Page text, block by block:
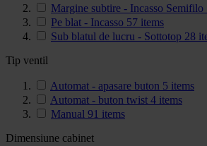
Margine subtire - Incasso Semifilo
Pe blat - Incasso 57 items
Sub blatul de lucru - Sottotop 28
Tip ventil
Automat - apasare buton 5 items
Automat - buton twist 4 items
Manual 91 items
Dimensiune cabinet